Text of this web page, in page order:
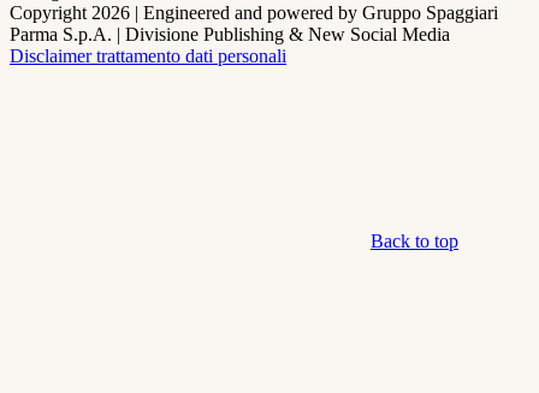
Copyright 2026 | Engineered and powered by Gruppo Spaggiari
Parma S.p.A. | Divisione Publishing & New Social Media
Disclaimer trattamento dati personali
Back to top